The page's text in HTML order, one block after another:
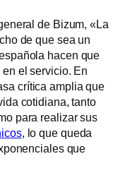
de Bizum, «La
de que sea un
hacen que
el servicio. En
crítica amplia que
cotidiana, tanto
para realizar sus
, lo que queda
que